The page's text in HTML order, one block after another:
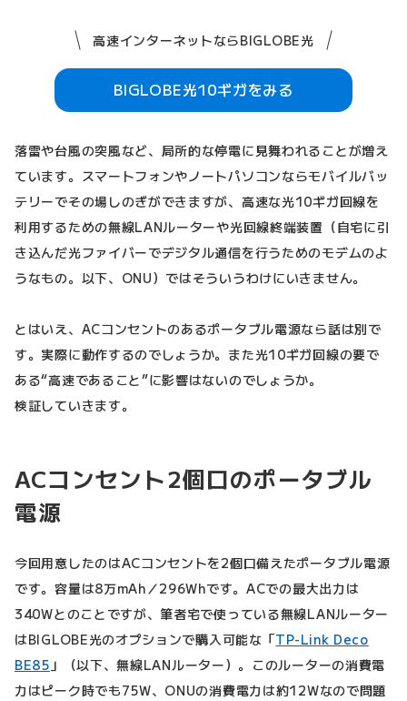
高速インターネットならBIGLOBE光
BIGLOBE光10ギガをみる
落雷や台風の突風など、局所的な停電に見舞われることが増え
ています。スマートフォンやノートパソコンならモバイルバッ
テリーでその場しのぎができますが、高速な光10ギガ回線を
利用するための無線LANルーターや光回線終端装置（自宅に引
き込んだ光ファイバーでデジタル通信を行うためのモデムのよ
うなもの。以下、ONU）ではそういうわけにいきません。
とはいえ、ACコンセントのあるポータブル電源なら話は別で
す。実際に動作するのでしょうか。また光10ギガ回線の要で
ある“高速であること”に影響はないのでしょうか。
検証していきます。
ACコンセント2個口のポータブル
電源
今回用意したのはACコンセントを2個口備えたポータブル電源
です。容量は8万mAh／296Whです。ACでの最大出力は
340Wとのことですが、筆者宅で使っている無線LANルーター
はBIGLOBE光のオプションで購入可能な「TP-Link Deco
BE85 」（以下、無線LANルーター）。このルーターの消費電
力はピーク時でも75W、ONUの消費電力は約12Wなので問題